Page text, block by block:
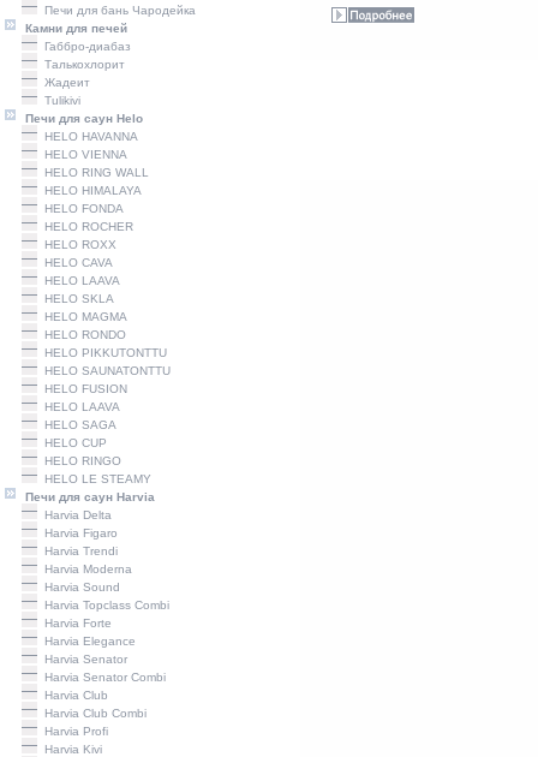
Печи для бань Чародейка
Камни для печей
Габбро-диабаз
Талькохлорит
Жадеит
Tulikivi
Печи для саун Helo
HELO HAVANNA
HELO VIENNA
HELO RING WALL
HELO HIMALAYA
HELO FONDA
HELO ROCHER
HELO ROXX
HELO CAVA
HELO LAAVA
HELO SKLA
HELO MAGMA
HELO RONDO
HELO PIKKUTONTTU
HELO SAUNATONTTU
HELO FUSION
HELO LAAVA
HELO SAGA
HELO CUP
HELO RINGO
HELO LE STEAMY
Печи для саун Harvia
Harviа Delta
Harviа Figaro
Harviа Trendi
Harviа Moderna
Harviа Sound
Harvia Topclass Combi
Harvia Forte
Harvia Elegance
Harvia Senator
Harvia Senator Combi
Harvia Сlub
Harvia Club Combi
Harvia Profi
Harviа Kivi